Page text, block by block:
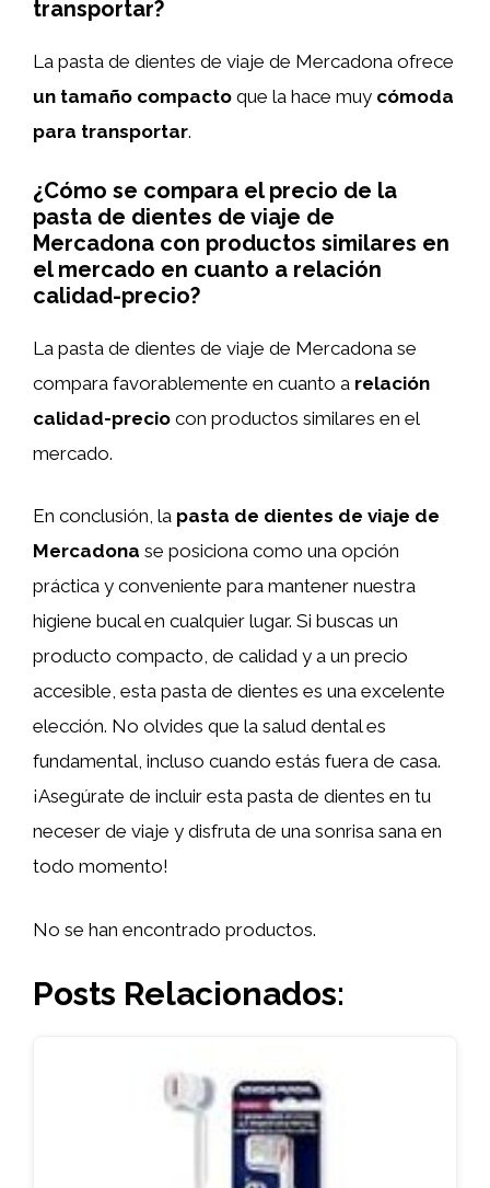
transportar?
La pasta de dientes de viaje de Mercadona ofrece
un tamaño compacto que la hace muy cómoda
para transportar.
¿Cómo se compara el precio de la
pasta de dientes de viaje de
Mercadona con productos similares en
el mercado en cuanto a relación
calidad-precio?
La pasta de dientes de viaje de Mercadona se
compara favorablemente en cuanto a relación
calidad-precio con productos similares en el
mercado.
En conclusión, la pasta de dientes de viaje de
Mercadona se posiciona como una opción
práctica y conveniente para mantener nuestra
higiene bucal en cualquier lugar. Si buscas un
producto compacto, de calidad y a un precio
accesible, esta pasta de dientes es una excelente
elección. No olvides que la salud dental es
fundamental, incluso cuando estás fuera de casa.
¡Asegúrate de incluir esta pasta de dientes en tu
neceser de viaje y disfruta de una sonrisa sana en
todo momento!
No se han encontrado productos.
Posts Relacionados: